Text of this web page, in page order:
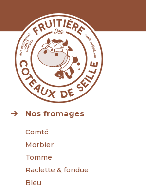
Nos fromages
Comté
Morbier
Tomme
Raclette & fondue
Bleu